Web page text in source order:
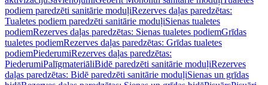
podiem paredzēti sanitārie moduļiRezerves daļas paredzētas:
Tualetes podiem paredzēti sanitārie moduļiSienas tualetes
podiemRezerves daļas paredzētas: Sienas tualetes podiemGrīdas
tualetes podiemRezerves daļas paredzētas: Grīdas tualetes
podiemPiederumiRezerves daļas paredzētas:
PiederumiPalīgmateriāliBidē paredzēti sanitārie moduļiRezerves
daļas paredzētas: Bidē paredzēti sanitārie moduļiSienas un grīdas